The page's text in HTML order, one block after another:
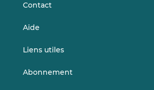
Contact
Aide
Liens utiles
Abonnement